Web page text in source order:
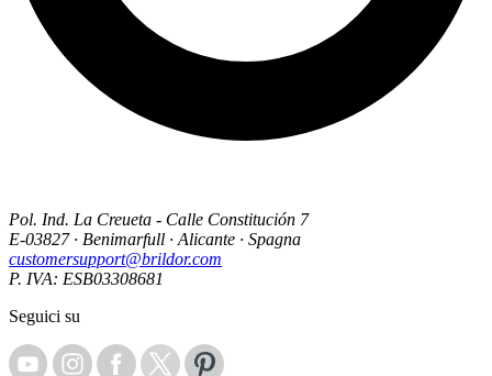
Pol. Ind. La Creueta - Calle Constitución 7
E-03827 · Benimarfull · Alicante · Spagna
customersupport@brildor.com
P. IVA: ESB03308681
Seguici su